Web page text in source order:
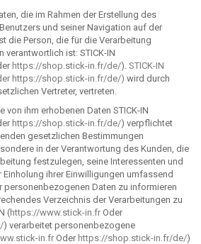
die im Rahmen der Erstellung des
und seiner Navigation auf der
die Person, die für die Verarbeitung
ist: STICK-IN
https://shop.stick-in.fr/de/). STICK-IN
https://shop.stick-in.fr/de/) wird durch
Vertreter, vertreten.
ihm erhobenen Daten STICK-IN
https://shop.stick-in.fr/de/) verpflichtet
gesetzlichen Bestimmungen
in der Verantwortung des Kunden, die
festzulegen, seine Interessenten und
ihrer Einwilligungen umfassend
personenbezogenen Daten zu informieren
Verzeichnis der Verarbeitungen zu
(https://www.stick-in.fr Oder
) verarbeitet personenbezogene
in.fr Oder https://shop.stick-in.fr/de/)